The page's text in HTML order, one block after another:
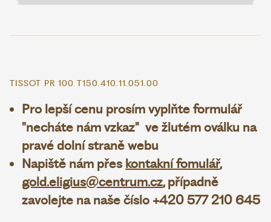
TISSOT PR 100 T150.410.11.051.00
Pro lepší cenu prosím vyplňte formulář
"necháte nám vzkaz" ve žlutém oválku na
pravé dolní straně webu
Napiště nám přes kontakní fomulář,
gold.eligius@centrum.cz, případně
zavolejte na naše číslo +420 577 210 645